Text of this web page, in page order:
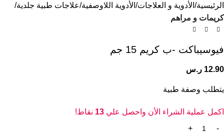
الرئيسية الأدوية و العلاجات الأدوية اللاوصفية علاجات طبية جلدية
كريمات و مراهم
فيوسيباكت -ب كريم 15 جم
12.90 ر.س
يتطلب وصفة طبية
اكمل عملية الشراء الأن واحصل علي 13 نقاط!